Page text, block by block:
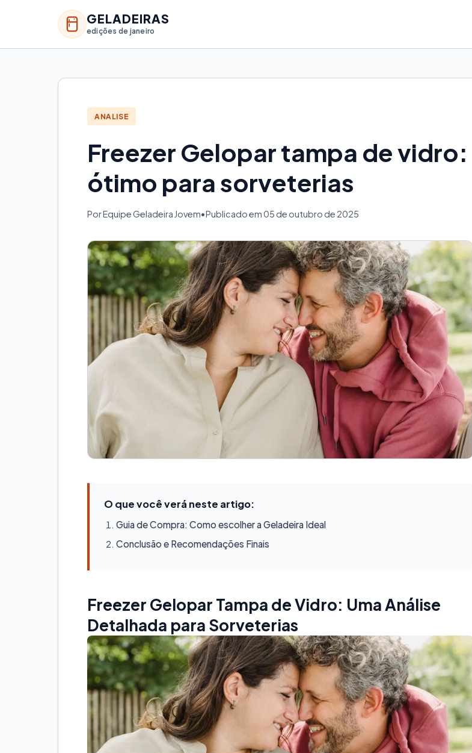
GELADEIRAS
edições de janeiro
ANALISE
Freezer Gelopar tampa de vidro:
ótimo para sorveterias
Por Equipe Geladeira Jovem•Publicado em 05 de outubro de 2025
O que você verá neste artigo:
Guia de Compra: Como escolher a Geladeira Ideal
Conclusão e Recomendações Finais
Freezer Gelopar Tampa de Vidro: Uma Análise
Detalhada para Sorveterias